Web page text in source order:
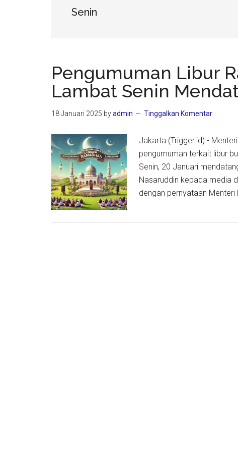
Senin
Pengumuman Libur
Lambat Senin
18 Januari 2025 byadmin Tinggalkan Komentar
Jakarta (Trigger.id) -
pengumuman terkait libur
Senin, 20 Januari
Nasaruddin kepada media
dengan pernyataan